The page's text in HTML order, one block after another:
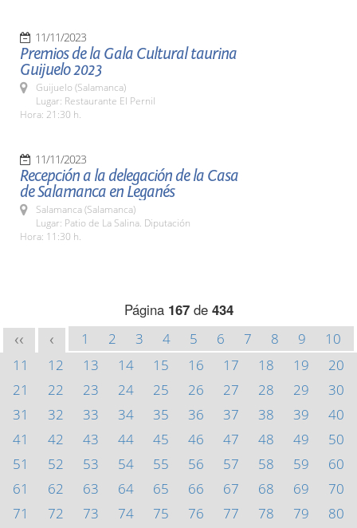
11/11/2023
Premios de la Gala Cultural taurina
Guijuelo 2023
Guijuelo (Salamanca)
Lugar: Restaurante El Pernil
Hora: 21:30 h.
11/11/2023
Recepción a la delegación de la Casa
de Salamanca en Leganés
Salamanca (Salamanca)
Lugar: Patio de La Salina. Diputación
Hora: 11:30 h.
Página 167de 434
<< < 1 2 3 4 5 6 7 8 9
10
11
12 13 14 15 16 17 18 19
20
21
22 23 24 25 26 27 28 29
30
31
32 33 34 35 36 37 38 39
40
41
42 43 44 45 46 47 48 49
50
51
52 53 54 55 56 57 58 59
60
61
62 63 64 65 66 67 68 69
70
71
72 73 74 75 76 77 78 79
80